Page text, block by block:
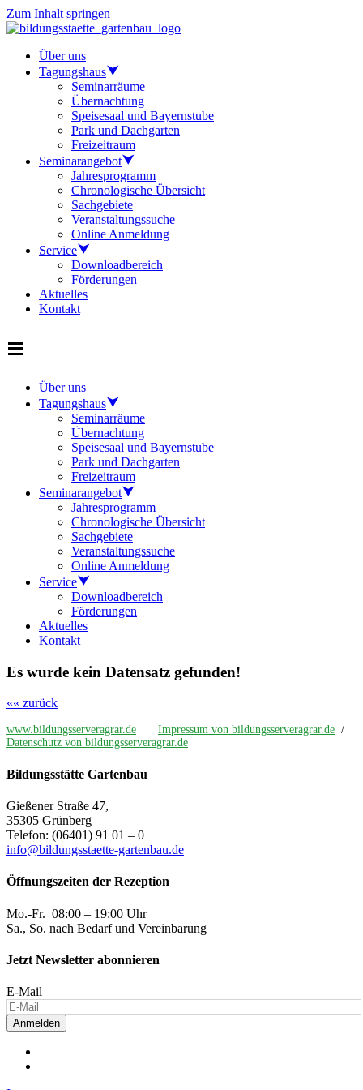
Zum Inhalt springen
Über uns
Tagungshaus
Seminarräume
Übernachtung
Speisesaal und Bayernstube
Park und Dachgarten
Freizeitraum
Seminarangebot
Jahresprogramm
Chronologische Übersicht
Sachgebiete
Veranstaltungssuche
Online Anmeldung
Service
Downloadbereich
Förderungen
Aktuelles
Kontakt
Über uns
Tagungshaus
Seminarräume
Übernachtung
Speisesaal und Bayernstube
Park und Dachgarten
Freizeitraum
Seminarangebot
Jahresprogramm
Chronologische Übersicht
Sachgebiete
Veranstaltungssuche
Online Anmeldung
Service
Downloadbereich
Förderungen
Aktuelles
Kontakt
Es wurde kein Datensatz gefunden!
«« zurück
www.bildungsserveragrar.de Impressum von bildungsserveragrar.de /
Datenschutz von bildungsserveragrar.de
Bildungsstätte Gartenbau
Gießener Straße 47,
35305 Grünberg
Telefon: (06401) 91 01 – 0
info@bildungsstaette-gartenbau.de
Öffnungszeiten der Rezeption
Mo.-Fr. 08:00 – 19:00 Uhr
Sa., So. nach Bedarf und Vereinbarung
Jetzt Newsletter abonnieren
E-Mail
Anmelden